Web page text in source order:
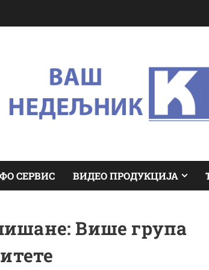
СЕРВИС ВИДЕО ПРОДУКЦИЈА
Више група